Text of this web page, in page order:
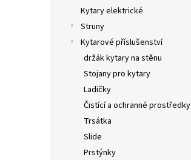
Kytary elektrické
Struny
Kytarové příslušenství
držák kytary na stěnu
Stojany pro kytary
Ladičky
Čistící a ochranné prostředky
Trsátka
Slide
Prstýnky